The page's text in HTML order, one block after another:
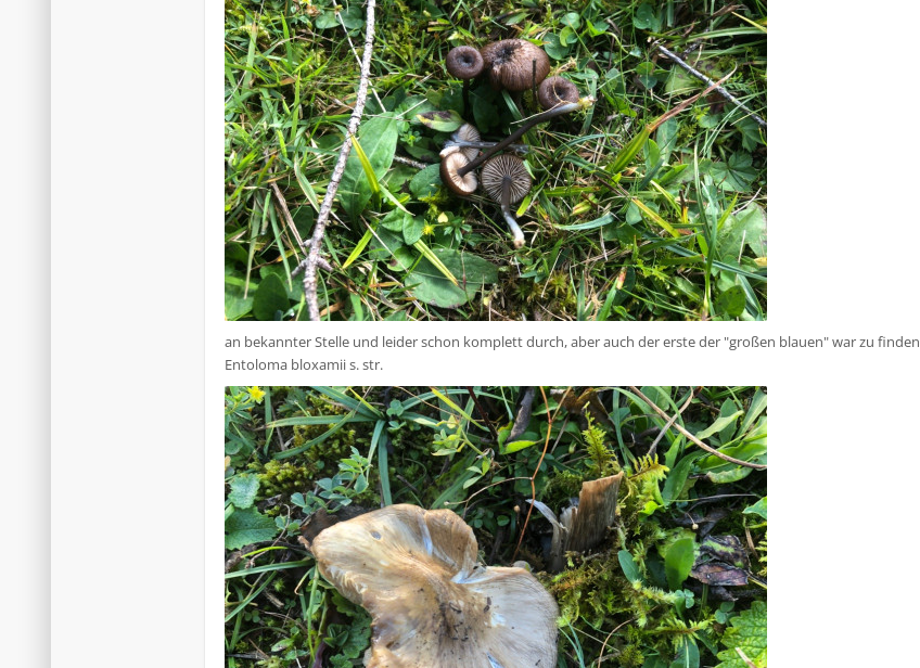
an bekannter Stelle und leider schon komplett durch, aber auch der erste der "großen blauen" war zu finden
Entoloma bloxamii s. str.